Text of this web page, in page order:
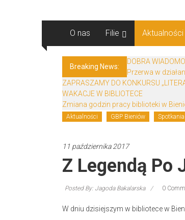
Biblioteki
Gminy
Żary
Biblioteki
Gminy
Żary
to
mieszczący
się
Powiecie
O nas Filie Aktualności
Breaking News:
DOBRA
Przerwa w
ZAPRASZAMY DO KONKURSU
WAKACJE W BIBLIOTECE
Zmiana godzin pracy biblioteki w
Aktualności GBP Bieniów
11 października 2017
Z Legendą Po
Posted By: Jagoda Bakalarska 0
W dniu dzisiejszym w bibliotece w